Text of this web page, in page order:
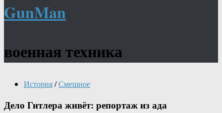
GunMan
военная техника
История/Смешное
Дело Гитлера живёт: репортаж из ада